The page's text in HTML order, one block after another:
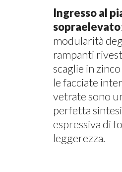
Ingresso al
sopraelevato
modularità
rampanti
scaglie in
le facciate
vetrate sono
perfetta sintesi
espressiva di
leggerezza.